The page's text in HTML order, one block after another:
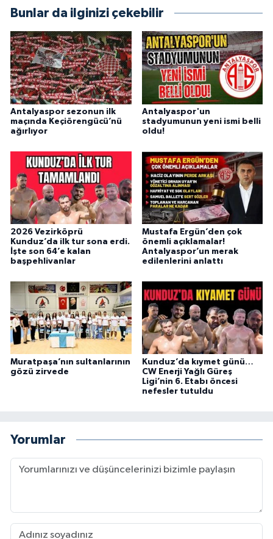
Bunlar da ilginizi çekebilir
Antalyaspor sezonun ilk
maçında Keçiörengücü’nü
ağırlıyor
Antalyaspor'un
stadyumunun yeni ismi belli
oldu!
2026 Vezirköprü
Kunduz’da ilk tur sona erdi.
İşte son 64’e kalan
başpehlivanlar
Mustafa Ergün’den çok
önemli açıklamalar!
Antalyaspor’un merak
edilenlerini anlattı
Muratpaşa’nın sultanlarının
gözü zirvede
Kunduz’da kıymet günü…
CW Enerji Yağlı Güreş
Ligi’nin 6. Etabı öncesi
nefesler tutuldu
Yorumlar